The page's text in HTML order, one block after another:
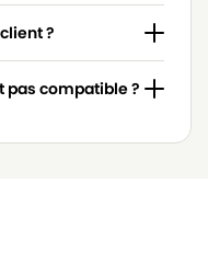
?
pas compatible ?